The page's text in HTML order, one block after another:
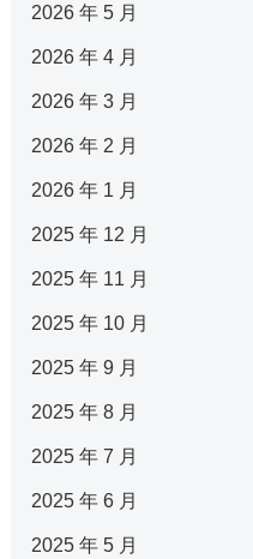
2026 年 5 月
2026 年 4 月
2026 年 3 月
2026 年 2 月
2026 年 1 月
2025 年 12 月
2025 年 11 月
2025 年 10 月
2025 年 9 月
2025 年 8 月
2025 年 7 月
2025 年 6 月
2025 年 5 月